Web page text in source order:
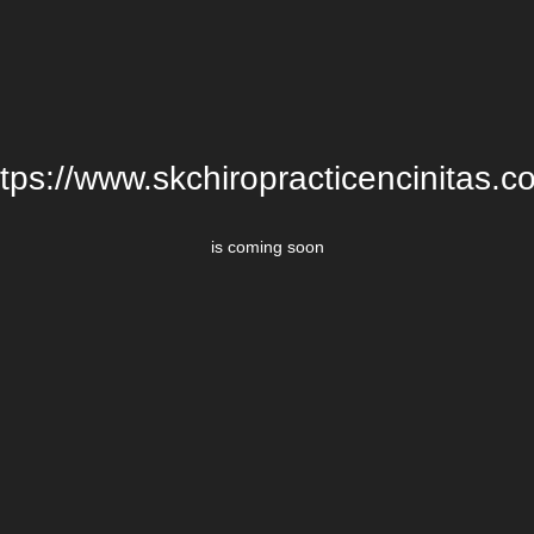
is coming soon